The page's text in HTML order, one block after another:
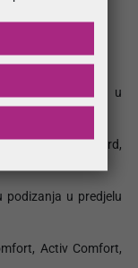
podizanja u
Flex Standard,
podizanja u predjelu
Activ Comfort,